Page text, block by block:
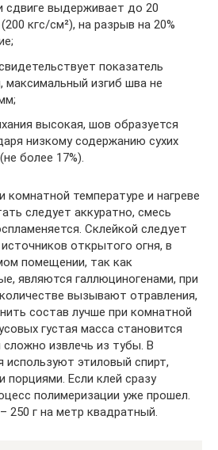
сдвиге выдерживает до 20
кгс/см²), на разрыв на 20%
показатель
максимальный изгиб шва не
высокая, шов образуется
низкому содержанию сухих
более 17%).
комнатной температуре и нагреве
следует аккуратно, смесь
Склейкой следует
открытого огня, в
помещении, так как
являются галлюциногенами, при
вызывают отравления,
состав лучше при комнатной
густая масса становится
извлечь из тубы. В
используют этиловый спирт,
порциями. Если клей сразу
полимеризации уже прошел.
250 г на метр квадратный.